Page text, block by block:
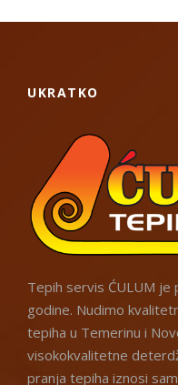
UKRATKO
Tepih servis ĆULUM
godine. Nudimo
tepiha u Temerinu i
visokokvalitetne
pranja tepiha iznosi